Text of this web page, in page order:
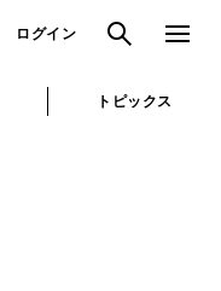
ログイン 検索 メニュ
トピックス